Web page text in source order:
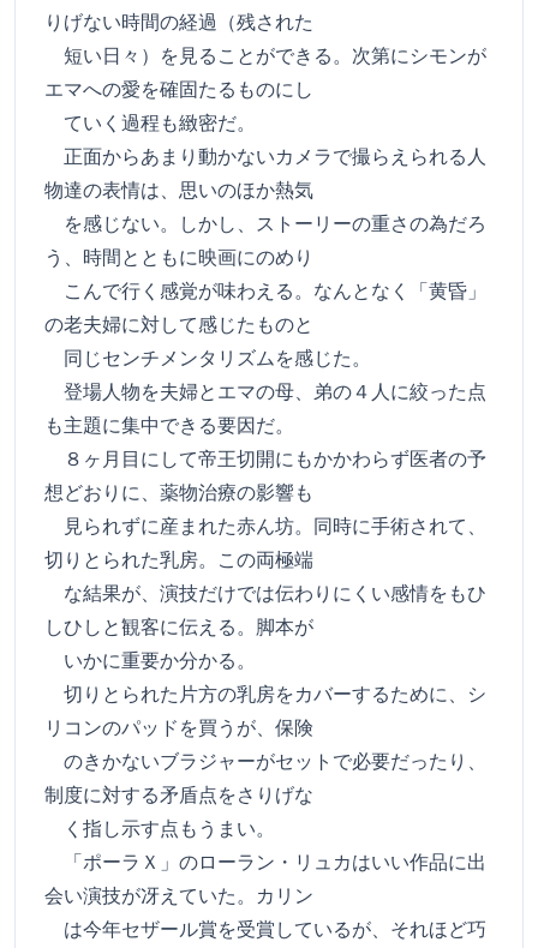
りげない時間の経過（残された
短い日々）を見ることができる。次第にシモンが
エマへの愛を確固たるものにし
ていく過程も緻密だ。
正面からあまり動かないカメラで撮らえられる人
物達の表情は、思いのほか熱気
を感じない。しかし、ストーリーの重さの為だろ
う、時間とともに映画にのめり
こんで行く感覚が味わえる。なんとなく「黄昏」
の老夫婦に対して感じたものと
同じセンチメンタリズムを感じた。
登場人物を夫婦とエマの母、弟の４人に絞った点
も主題に集中できる要因だ。
８ヶ月目にして帝王切開にもかかわらず医者の予
想どおりに、薬物治療の影響も
見られずに産まれた赤ん坊。同時に手術されて、
切りとられた乳房。この両極端
な結果が、演技だけでは伝わりにくい感情をもひ
しひしと観客に伝える。脚本が
いかに重要か分かる。
切りとられた片方の乳房をカバーするために、シ
リコンのパッドを買うが、保険
のきかないブラジャーがセットで必要だったり、
制度に対する矛盾点をさりげな
く指し示す点もうまい。
「ポーラＸ」のローラン・リュカはいい作品に出
会い演技が冴えていた。カリン
は今年セザール賞を受賞しているが、それほど巧